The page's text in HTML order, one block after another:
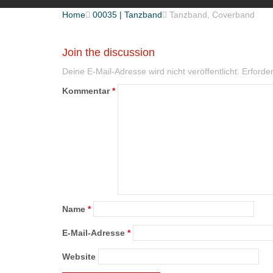
Home 00035 | Tanzband Tanzband, Coverband
Join the discussion
Deine E-Mail-Adresse wird nicht veröffentlicht.
Kommentar*
Name *
E-Mail-Adresse *
Website